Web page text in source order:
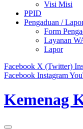
Visi Misi
PPID
Pengaduan /
Form
Layanan
Lapor
Facebook X (Twitter)
Facebook Instagram
Kemenag